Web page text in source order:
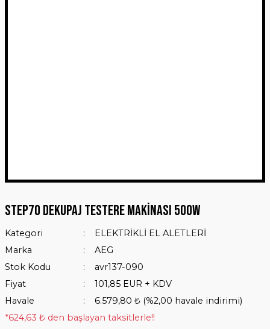
STEP70 Dekupaj Testere Makinası 500W
Kategori
ELEKTRİKLİ EL ALETLERİ
Marka
AEG
Stok Kodu
avr137-090
Fiyat
101,85 EUR + KDV
Havale
6.579,80 ₺ (%2,00 havale indirimi)
*624,63 ₺ den başlayan taksitlerle!!